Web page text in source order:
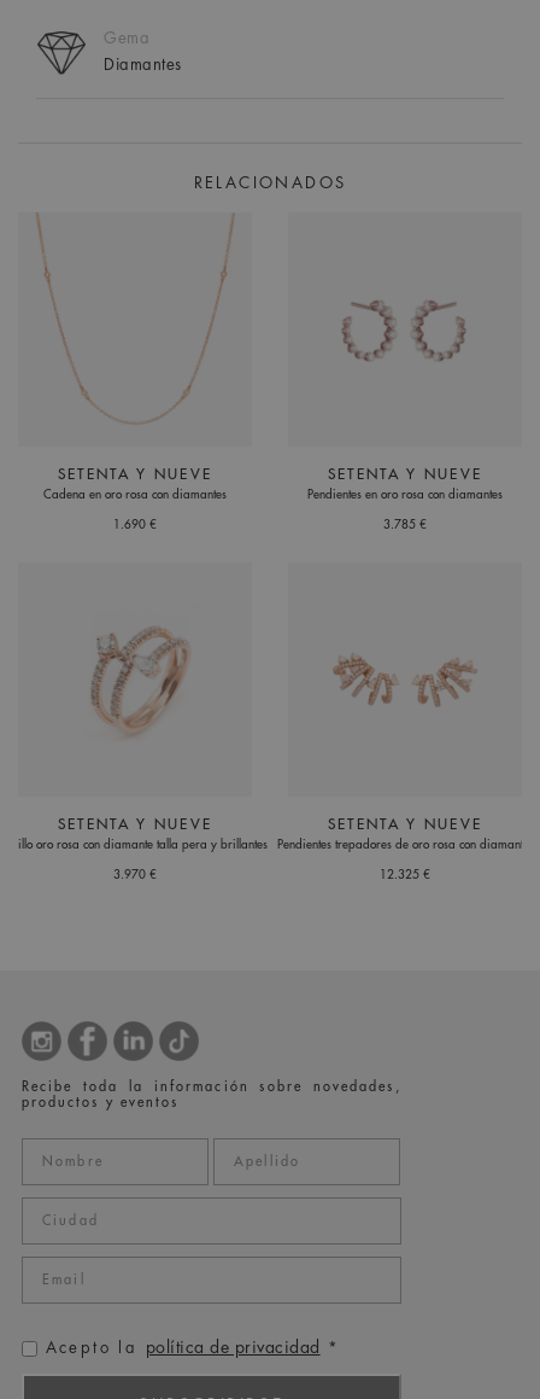
Gema
Diamantes
RELACIONADOS
SETENTA Y NUEVE
Cadena en oro rosa con diamantes
1.690 €
SETENTA Y NUEVE
Pendientes en oro rosa con diamantes
3.785 €
SETENTA Y NUEVE
Anillo oro rosa con diamante talla pera y brillantes
3.970 €
SETENTA Y NUEVE
Pendientes trepadores de oro rosa con diamantes
12.325 €
Recibe toda la información sobre novedades,
productos y eventos
Acepto la política de privacidad *